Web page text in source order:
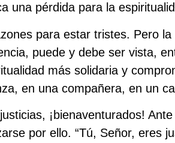
una pérdida para la
para estar tristes. Pero
puede y debe ser vista,
más solidaria y
en una compañera, en un
¡bienaventurados!
por ello. “Tú, Señor, eres